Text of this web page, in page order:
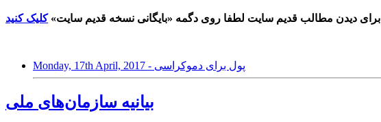
برای دیدن مطالب قدیم سایت لطفا روی دگمه «بایگانی نسخه قدیم سایت»کلیک کنید
Monday, 17th April, 2017 - پول برای دموکراسی
بیانیه سازمان‌های ملی